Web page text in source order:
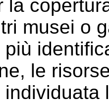
la
musei o
le